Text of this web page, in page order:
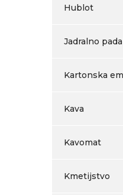
Hublot
Jadralno
Kartonska
Kava
Kavomat
Kmetijstvo